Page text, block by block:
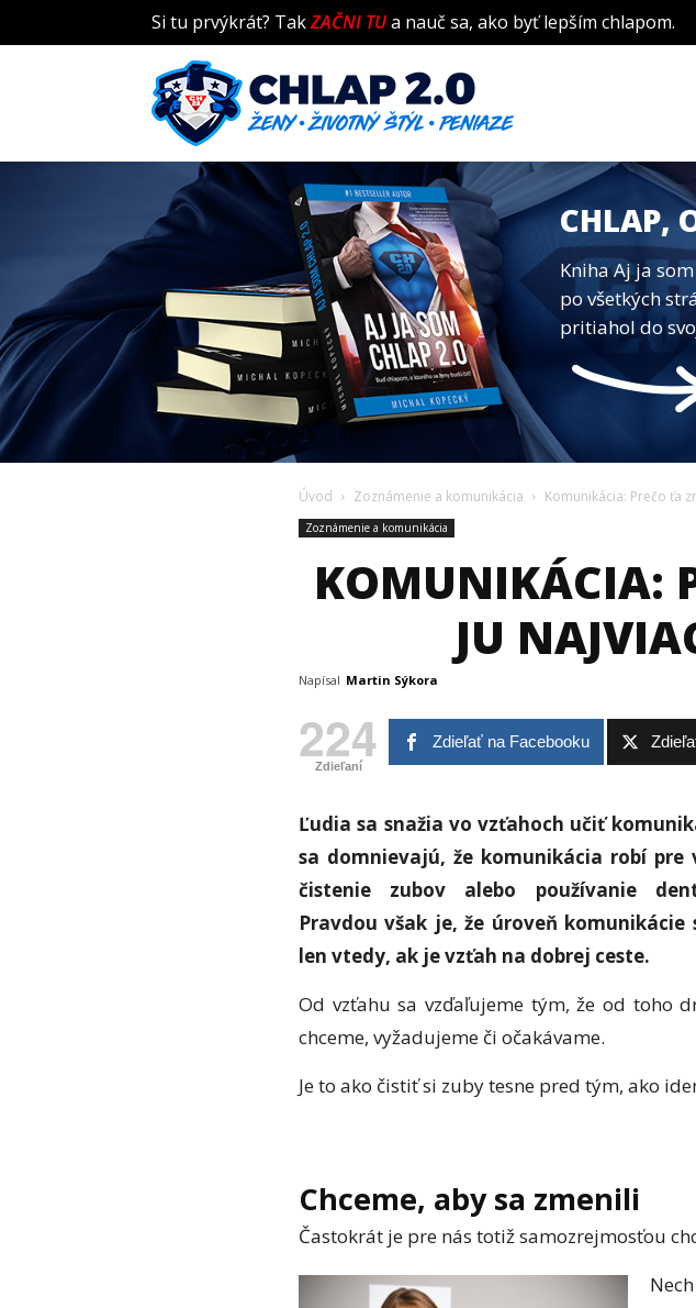
Si tu prvýkrát? TakZAČNI TUa nauč sa, ako byť lepším chlapom.
CHLAP,
Kniha Aj ja
po všetkých
pritiahol do
Úvod Zoznámenie a komunikácia Komunikácia: Prečo ťa
Zoznámenie a komunikácia
KOMUNIKÁCIA:
JU
Napísal Martin Sýkora
224
Zdieľaní
Zdieľať na Facebooku
Ľudia sa snažia vo vzťahoch učiť
sa domnievajú, že komunikácia robí pre
čistenie zubov alebo používanie
Pravdou však je, že úroveň komunikácie
len vtedy, ak je vzťah na dobrej ceste.
Od vzťahu sa vzďaľujeme tým, že od toho
chceme, vyžadujeme či očakávame.
Je to ako čistiť si zuby tesne pred tým, ako
Chceme, aby sa zmenili
Častokrát je pre nás totiž samozrejmosťou